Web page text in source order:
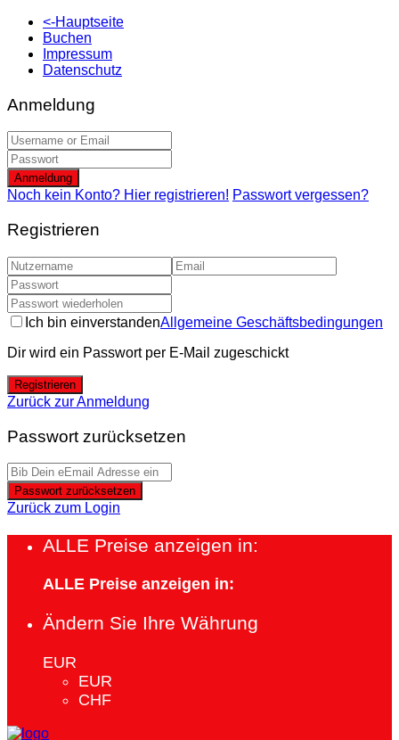
<-Hauptseite
Buchen
Impressum
Datenschutz
Anmeldung
Anmeldung
Noch kein Konto? Hier registrieren! Passwort vergessen?
Registrieren
Ich bin einverstandenAllgemeine Geschäftsbedingungen
Dir wird ein Passwort per E-Mail zugeschickt
Registrieren
Zurück zur Anmeldung
Passwort zurücksetzen
Passwort zurücksetzen
Zurück zum Login
ALLE Preise anzeigen in:
ALLE Preise anzeigen in:
Ändern Sie Ihre Währung
EUR
EUR
CHF